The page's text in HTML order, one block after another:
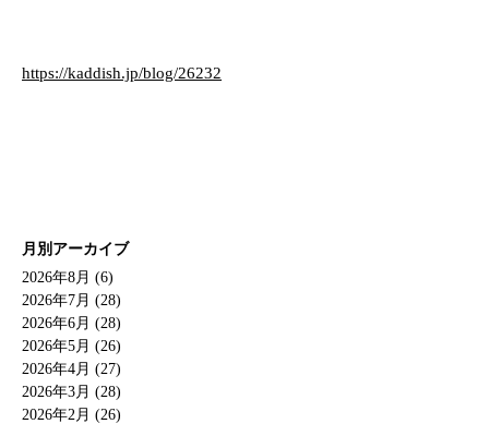
https://kaddish.jp/blog/26232
月別アーカイブ
2026年8月 (6)
2026年7月 (28)
2026年6月 (28)
2026年5月 (26)
2026年4月 (27)
2026年3月 (28)
2026年2月 (26)